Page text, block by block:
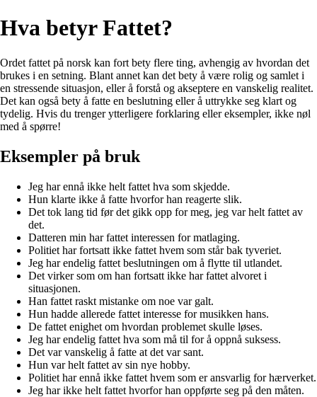
Hva betyr Fattet?
Ordet fattet på norsk kan fort bety flere ting, avhengig av hvordan det
brukes i en setning. Blant annet kan det bety å være rolig og samlet i
en stressende situasjon, eller å forstå og akseptere en vanskelig realitet.
Det kan også bety å fatte en beslutning eller å uttrykke seg klart og
tydelig. Hvis du trenger ytterligere forklaring eller eksempler, ikke nøl
med å spørre!
Eksempler på bruk
Jeg har ennå ikke helt fattet hva som skjedde.
Hun klarte ikke å fatte hvorfor han reagerte slik.
Det tok lang tid før det gikk opp for meg, jeg var helt fattet av
det.
Datteren min har fattet interessen for matlaging.
Politiet har fortsatt ikke fattet hvem som står bak tyveriet.
Jeg har endelig fattet beslutningen om å flytte til utlandet.
Det virker som om han fortsatt ikke har fattet alvoret i
situasjonen.
Han fattet raskt mistanke om noe var galt.
Hun hadde allerede fattet interesse for musikken hans.
De fattet enighet om hvordan problemet skulle løses.
Jeg har endelig fattet hva som må til for å oppnå suksess.
Det var vanskelig å fatte at det var sant.
Hun var helt fattet av sin nye hobby.
Politiet har ennå ikke fattet hvem som er ansvarlig for hærverket.
Jeg har ikke helt fattet hvorfor han oppførte seg på den måten.